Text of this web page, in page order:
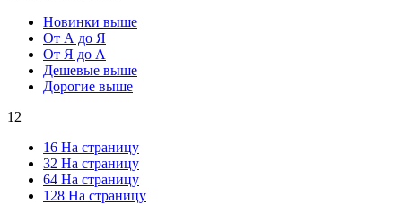
Новинки выше
От А до Я
От Я до А
Дешевые выше
Дорогие выше
12
16 На страницу
32 На страницу
64 На страницу
128 На страницу